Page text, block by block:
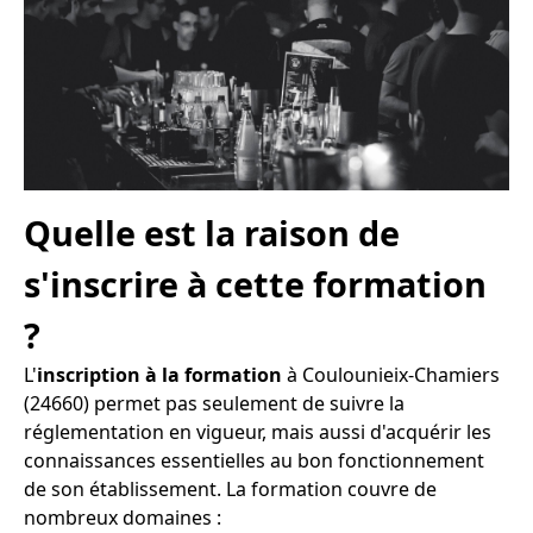
Quelle est la raison de
s'inscrire à cette formation
?
L'inscription à la formation à Coulounieix-Chamiers
(24660) permet pas seulement de suivre la
réglementation en vigueur, mais aussi d'acquérir les
connaissances essentielles au bon fonctionnement
de son établissement. La formation couvre de
nombreux domaines :